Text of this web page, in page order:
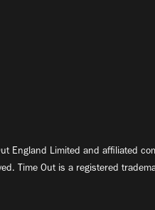
England Limited and affiliated
Time Out is a registered